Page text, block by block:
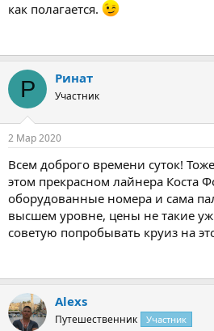
как полагается.
Р Ринат
Участник
2 Мар 2020
Всем доброго времени суток!
этом прекрасном лайнера Коста
оборудованные номера и сама
высшем уровне, цены не такие
советую попробывать круиз на
Alexs
Путешественник Участник